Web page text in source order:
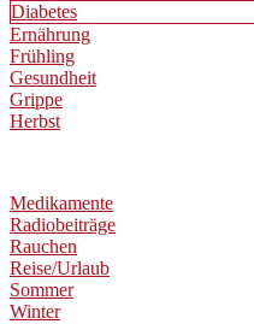
Diabetes
Ernährung
Frühling
Gesundheit
Grippe
Herbst
Medikamente
Radiobeiträge
Rauchen
Reise/Urlaub
Sommer
Winter